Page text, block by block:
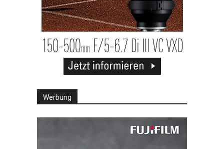
Werbung